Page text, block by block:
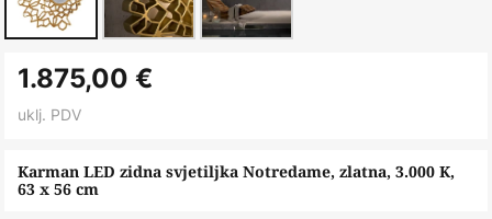
to
the
of
the
Karman LED zidna svjetiljka Notredame, zlatna, 3.000 K,
63 x 56 cm
1.875,00 €
uklj. PDV